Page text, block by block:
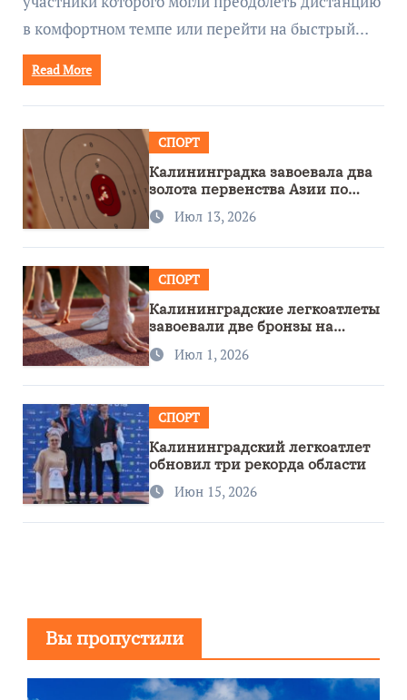
в комфортном темпе или перейти на быстрый…
Read More
СПОРТ
Калининградка завоевала два
золота первенства Азии по
метанию ножа
Июл 13, 2026
СПОРТ
Калининградские легкоатлеты
завоевали две бронзы на
первенстве России
Июл 1, 2026
СПОРТ
Калининградский легкоатлет
обновил три рекорда области
Июн 15, 2026
Вы пропустили